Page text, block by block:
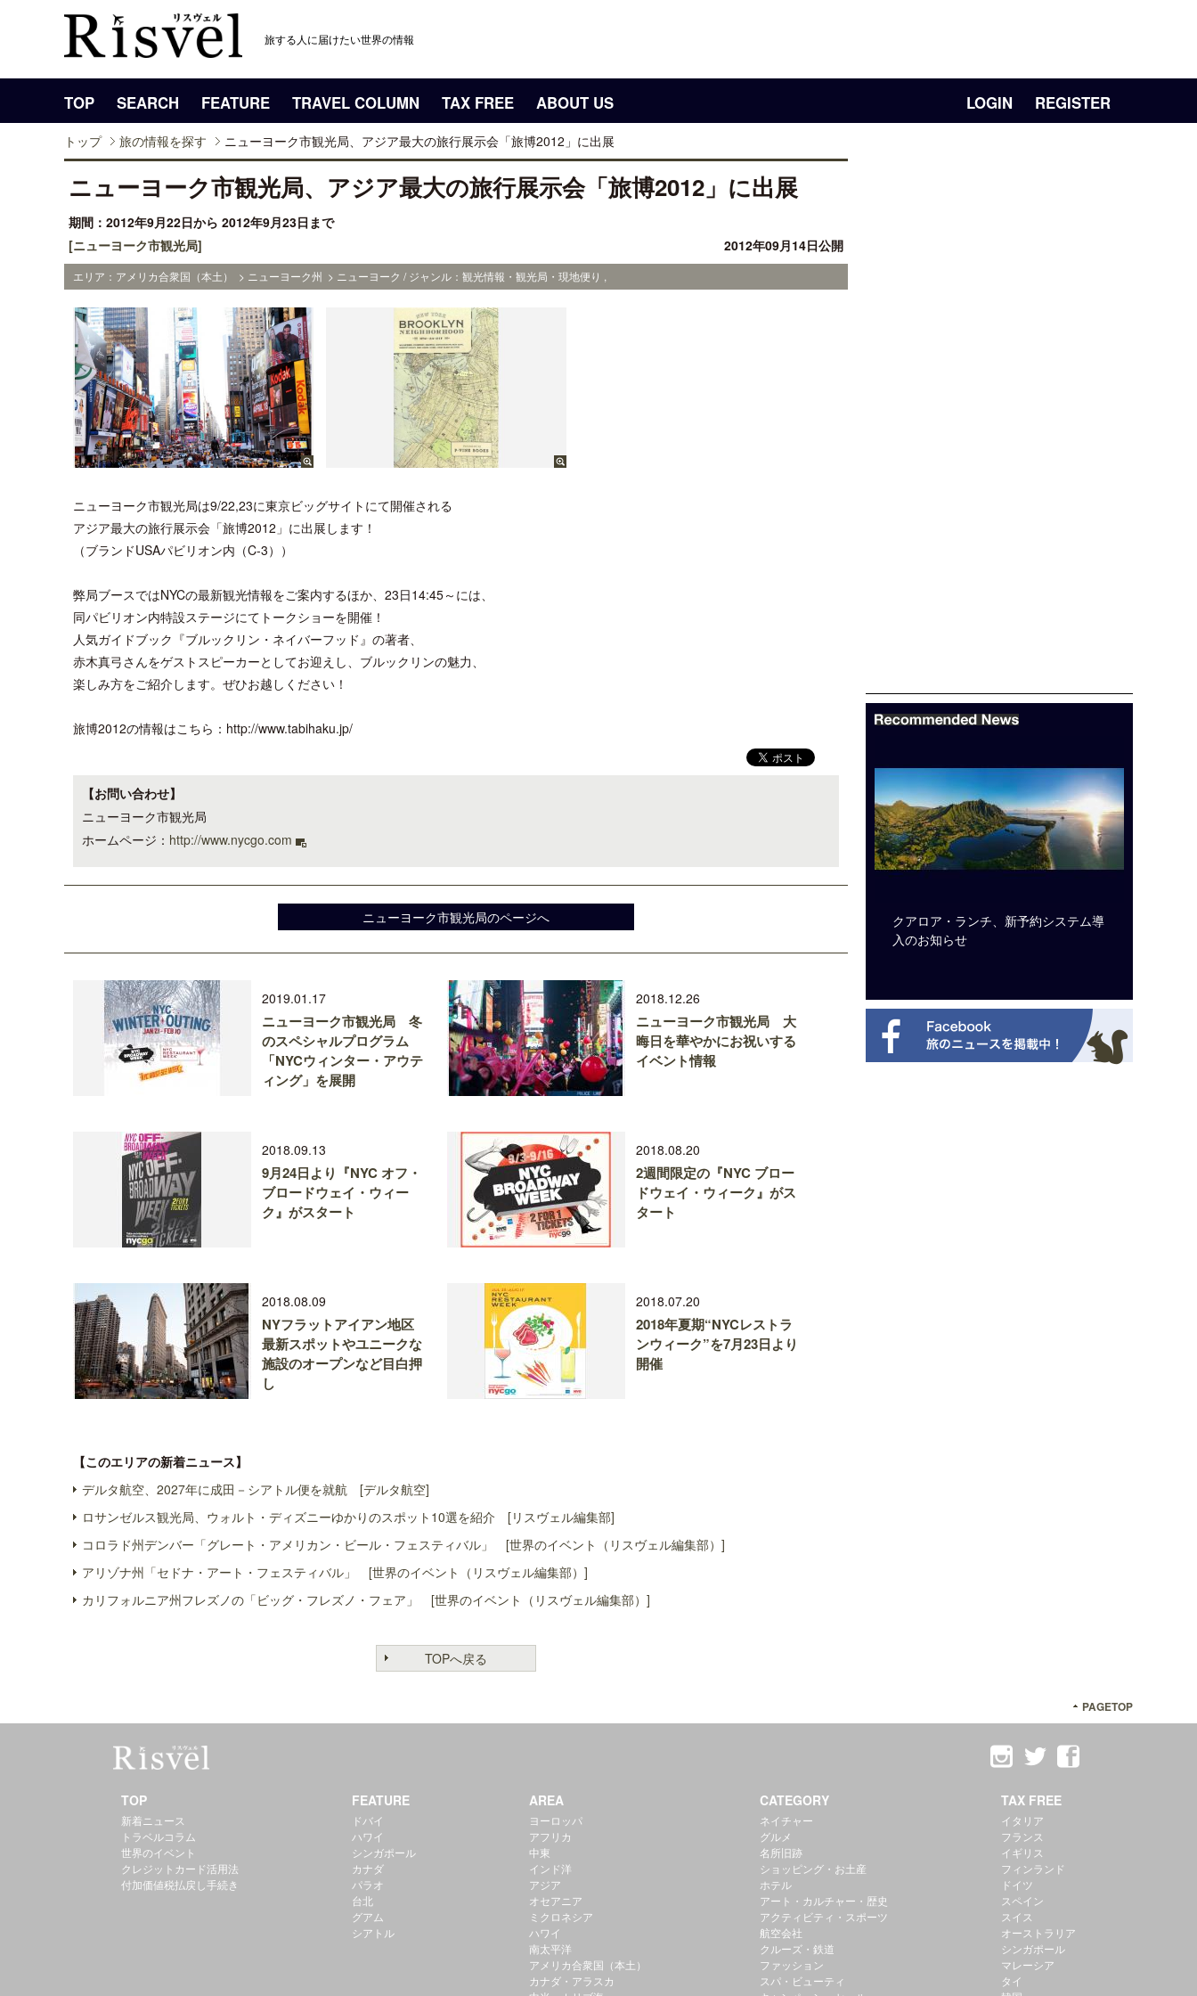
旅する人に届けたい世界の情報
TOP SEARCH FEATURE TRAVEL COLUMN TAX FREE ABOUT US LOGIN REGISTER
トップ 旅の情報を探す ニューヨーク市観光局、アジア最大の旅行展示会「旅博2012」に出展
ニューヨーク市観光局、アジア最大の旅行展示会「旅博2012」に出展
期間：2012年9月22日から 2012年9月23日まで
[ニューヨーク市観光局]
2012年09月14日公開
エリア：アメリカ合衆国（本土） > ニューヨーク州 > ニューヨーク / ジャンル：観光情報・観光局・現地便り ,
ニューヨーク市観光局は9/22,23に東京ビッグサイトにて開催される
アジア最大の旅行展示会「旅博2012」に出展します！
（ブランドUSAパビリオン内（C-3））
弊局ブースではNYCの最新観光情報をご案内するほか、23日14:45～には、
同パビリオン内特設ステージにてトークショーを開催！
人気ガイドブック『ブルックリン・ネイバーフッド』の著者、
赤木真弓さんをゲストスピーカーとしてお迎えし、ブルックリンの魅力、
楽しみ方をご紹介します。ぜひお越しください！
旅博2012の情報はこちら：http://www.tabihaku.jp/
【お問い合わせ】
ニューヨーク市観光局
ホームページ： http://www.nycgo.com
ニューヨーク市観光局のページへ
2019.01.17
ニューヨーク市観光局 冬
のスペシャルプログラム
「NYCウィンター・アウテ
ィング」を展開
2018.12.26
ニューヨーク市観光局 大
晦日を華やかにお祝いする
イベント情報
2018.09.13
9月24日より『NYC オフ・
ブロードウェイ・ウィー
ク』がスタート
2018.08.20
2週間限定の『NYC ブロー
ドウェイ・ウィーク』がス
タート
2018.08.09
NYフラットアイアン地区
最新スポットやユニークな
施設のオープンなど目白押
し
2018.07.20
2018年夏期“NYCレストラ
ンウィーク”を7月23日より
開催
【このエリアの新着ニュース】
デルタ航空、2027年に成田－シアトル便を就航 [デルタ航空]
ロサンゼルス観光局、ウォルト・ディズニーゆかりのスポット10選を紹介 [リスヴェル編集部]
コロラド州デンバー「グレート・アメリカン・ビール・フェスティバル」 [世界のイベント（リスヴェル編集部）]
アリゾナ州「セドナ・アート・フェスティバル」 [世界のイベント（リスヴェル編集部）]
カリフォルニア州フレズノの「ビッグ・フレズノ・フェア」 [世界のイベント（リスヴェル編集部）]
TOPへ戻る
ロサンゼルス観光局、ウォルト・ディ
新
クアロア・ランチ、新予約システム導
入のお知らせ
PAGETOP
TOP
新着ニュース
トラベルコラム
世界のイベント
クレジットカード活用法
付加価値税払戻し手続き
FEATURE
ドバイ
ハワイ
シンガポール
カナダ
パラオ
台北
グアム
シアトル
AREA
ヨーロッパ
アフリカ
中東
インド洋
アジア
オセアニア
ミクロネシア
ハワイ
南太平洋
アメリカ合衆国（本土）
カナダ・アラスカ
CATEGORY
ネイチャー
グルメ
名所旧跡
ショッピング・お土産
ホテル
アート・カルチャー・歴史
アクティビティ・スポーツ
航空会社
クルーズ・鉄道
ファッション
スパ・ビューティ
TAX FREE
イタリア
フランス
イギリス
フィンランド
ドイツ
スペイン
スイス
オーストラリア
シンガポール
マレーシア
タイ